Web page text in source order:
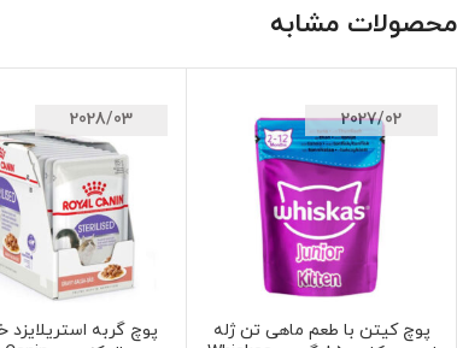
محصولات مشابه
2027/02
افزودن به سبد خرید
پوچ کیتن با طعم ماهی تن ژله
2028/03
افزودن به سبد خرید
پوچ گربه